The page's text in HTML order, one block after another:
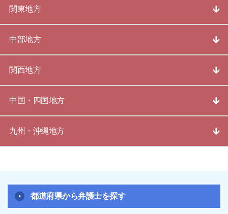
関東地方
中部地方
関西地方
中国・四国地方
九州・沖縄地方
都道府県から弁護士を探す